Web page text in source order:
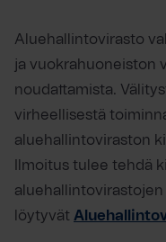
Aluehallintovirasto
ja vuokrahuoneiston
noudattamista.
virheellisestä
aluehallintoviraston
Ilmoitus tulee tehdä
löytyvät